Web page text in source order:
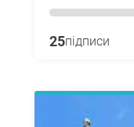
25підписи